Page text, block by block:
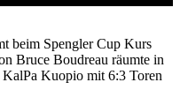
beim Spengler Cup Kurs
Bruce Boudreau räumte in
Kuopio mit 6:3 Toren